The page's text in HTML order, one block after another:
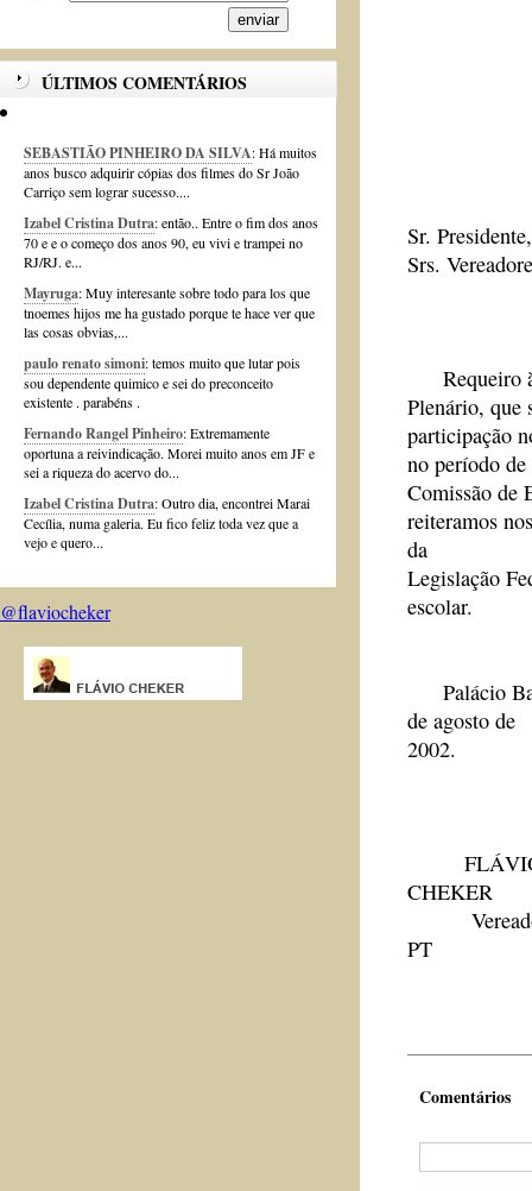
ÚLTIMOS COMENTÁRIOS
SEBASTIÃO PINHEIRO DA SILVA: Há muitos
anos busco adquirir cópias dos filmes do Sr João
Carriço sem lograr sucesso....
Izabel Cristina Dutra: então.. Entre o fim dos anos
70 e e o começo dos anos 90, eu vivi e trampei no
RJ/RJ. e...
Mayruga: Muy interesante sobre todo para los que
tnoemes hijos me ha gustado porque te hace ver que
las cosas obvias,...
paulo renato simoni: temos muito que lutar pois
sou dependente quimico e sei do preconceito
existente . parabéns .
Fernando Rangel Pinheiro: Extremamente
oportuna a reivindicação. Morei muito anos em JF e
sei a riqueza do acervo do...
Izabel Cristina Dutra: Outro dia, encontrei Marai
Cecília, numa galeria. Eu fico feliz toda vez que a
vejo e quero...
@flaviocheker
Sr. Presidente,
Srs.
Requeiro
Plenário, que
participação
no período
Comissão de
reiteramos
da
Legislação
escolar.
Palácio
de agosto de
2002.
CHEKER
PT
Comentários